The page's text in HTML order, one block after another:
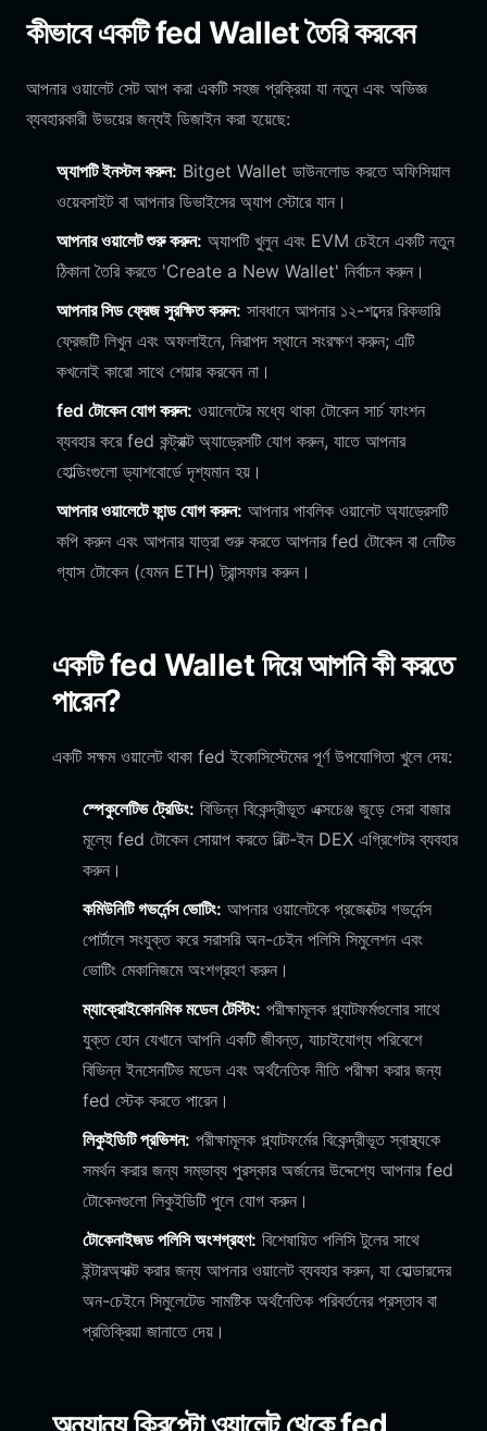
কীভাবে একটি fed Wallet তৈরি করবেন
আপনার ওয়ালেট সেট আপ করা একটি সহজ প্রক্রিয়া যা নতুন এবং অভিজ্ঞ
ব্যবহারকারী উভয়ের জন্যই ডিজাইন করা হয়েছে:
অ্যাপটি ইনস্টল করুন: Bitget Wallet ডাউনলোড করতে অফিসিয়াল
ওয়েবসাইট বা আপনার ডিভাইসের অ্যাপ স্টোরে যান।
আপনার ওয়ালেট শুরু করুন: অ্যাপটি খুলুন এবং EVM চেইনে একটি নতুন
ঠিকানা তৈরি করতে 'Create a New Wallet' নির্বাচন করুন।
আপনার সিড ফ্রেজ সুরক্ষিত করুন: সাবধানে আপনার ১২-শব্দের রিকভারি
ফ্রেজটি লিখুন এবং অফলাইনে, নিরাপদ স্থানে সংরক্ষণ করুন; এটি
কখনোই কারো সাথে শেয়ার করবেন না।
fed টোকেন যোগ করুন: ওয়ালেটের মধ্যে থাকা টোকেন সার্চ ফাংশন
ব্যবহার করে fed কন্ট্রাক্ট অ্যাড্রেসটি যোগ করুন, যাতে আপনার
হোল্ডিংগুলো ড্যাশবোর্ডে দৃশ্যমান হয়।
আপনার ওয়ালেটে ফান্ড যোগ করুন: আপনার পাবলিক ওয়ালেট অ্যাড্রেসটি
কপি করুন এবং আপনার যাত্রা শুরু করতে আপনার fed টোকেন বা নেটিভ
গ্যাস টোকেন (যেমন ETH) ট্রান্সফার করুন।
একটি fed Wallet দিয়ে আপনি কী করতে
পারেন?
একটি সক্ষম ওয়ালেট থাকা fed ইকোসিস্টেমের পূর্ণ উপযোগিতা খুলে দেয়:
স্পেকুলেটিভ ট্রেডিং: বিভিন্ন বিকেন্দ্রীভূত এক্সচেঞ্জ জুড়ে সেরা বাজার
মূল্যে fed টোকেন সোয়াপ করতে বিল্ট-ইন DEX এগ্রিগেটর ব্যবহার
করুন।
কমিউনিটি গভর্নেন্স ভোটিং: আপনার ওয়ালেটকে প্রজেক্টের গভর্নেন্স
পোর্টালে সংযুক্ত করে সরাসরি অন-চেইন পলিসি সিমুলেশন এবং
ভোটিং মেকানিজমে অংশগ্রহণ করুন।
ম্যাক্রোইকোনমিক মডেল টেস্টিং: পরীক্ষামূলক প্ল্যাটফর্মগুলোর সাথে
যুক্ত হোন যেখানে আপনি একটি জীবন্ত, যাচাইযোগ্য পরিবেশে
বিভিন্ন ইনসেনটিভ মডেল এবং অর্থনৈতিক নীতি পরীক্ষা করার জন্য
fed স্টেক করতে পারেন।
লিকুইডিটি প্রভিশন: পরীক্ষামূলক প্ল্যাটফর্মের বিকেন্দ্রীভূত স্বাস্থ্যকে
সমর্থন করার জন্য সম্ভাব্য পুরস্কার অর্জনের উদ্দেশ্যে আপনার fed
টোকেনগুলো লিকুইডিটি পুলে যোগ করুন।
টোকেনাইজড পলিসি অংশগ্রহণ: বিশেষায়িত পলিসি টুলের সাথে
ইন্টারঅ্যাক্ট করার জন্য আপনার ওয়ালেট ব্যবহার করুন, যা হোল্ডারদের
অন-চেইনে সিমুলেটেড সামষ্টিক অর্থনৈতিক পরিবর্তনের প্রস্তাব বা
প্রতিক্রিয়া জানাতে দেয়।